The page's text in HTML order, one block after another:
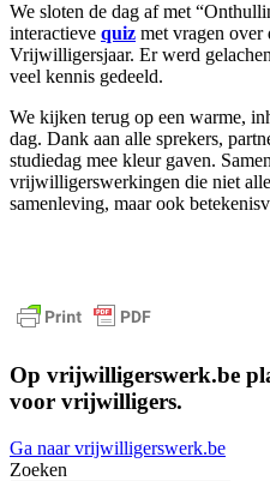
We sloten de dag af met
interactieve quiz met vragen over
Vrijwilligersjaar. Er werd
veel kennis gedeeld.
We kijken terug op een warme,
dag. Dank aan alle sprekers,
studiedag mee kleur gaven.
vrijwilligerswerkingen die niet
samenleving, maar ook
Op vrijwilligerswerk.be
voor vrijwilligers.
Ga naar vrijwilligerswerk.be
Zoeken